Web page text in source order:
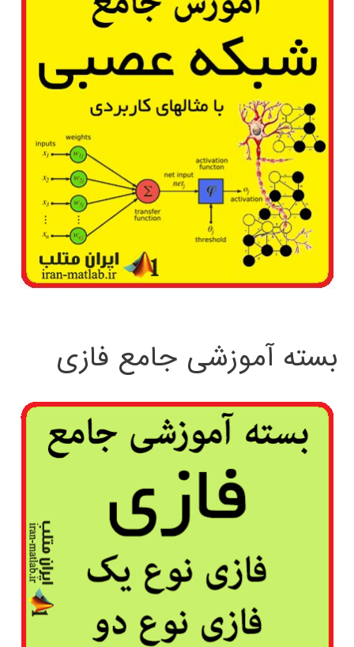
بسته آموزشی جامع فازی